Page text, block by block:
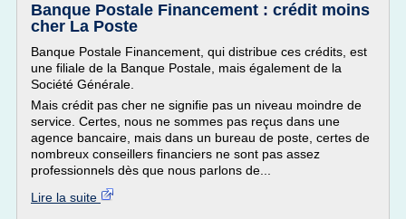
Banque Postale Financement : crédit moins
cher La Poste
Banque Postale Financement, qui distribue ces crédits, est
une filiale de la Banque Postale, mais également de la
Société Générale.
Mais crédit pas cher ne signifie pas un niveau moindre de
service. Certes, nous ne sommes pas reçus dans une
agence bancaire, mais dans un bureau de poste, certes de
nombreux conseillers financiers ne sont pas assez
professionnels dès que nous parlons de...
Lire la suite